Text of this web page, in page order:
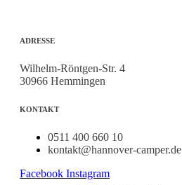
ADRESSE
Wilhelm-Röntgen-Str. 4
30966 Hemmingen
KONTAKT
0511 400 660 10
kontakt@hannover-camper.de
Facebook Instagram